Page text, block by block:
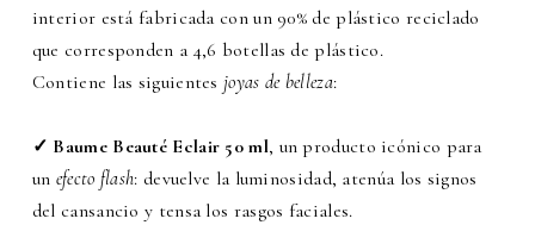
interior está fabricada con un 90% de plástico reciclado
que corresponden a 4,6 botellas de plástico.
Contiene las siguientesjoyas de belleza:
✓ Baume Beauté Eclair 50 ml, un producto icónico para
un efecto flash: devuelve la luminosidad, atenúa los signos
del cansancio y tensa los rasgos faciales.